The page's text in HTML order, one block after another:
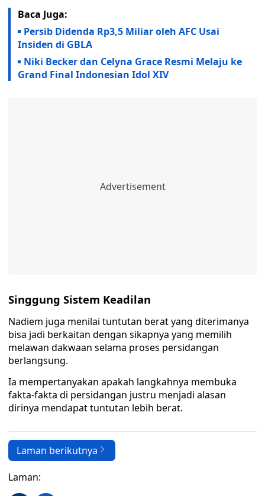
Baca Juga:
Persib Didenda Rp3,5 Miliar oleh AFC Usai
Insiden di GBLA
Niki Becker dan Celyna Grace Resmi Melaju ke
Grand Final Indonesian Idol XIV
Singgung Sistem Keadilan
Nadiem juga menilai tuntutan berat yang diterimanya
bisa jadi berkaitan dengan sikapnya yang memilih
melawan dakwaan selama proses persidangan
berlangsung.
Ia mempertanyakan apakah langkahnya membuka
fakta-fakta di persidangan justru menjadi alasan
dirinya mendapat tuntutan lebih berat.
Laman berikutnya
Laman: